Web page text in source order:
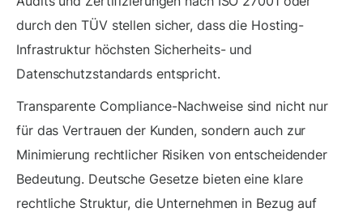
durch den TÜV stellen sicher, dass die Hosting-
Infrastruktur höchsten Sicherheits- und
Datenschutzstandards entspricht.
Transparente Compliance-Nachweise sind nicht nur
für das Vertrauen der Kunden, sondern auch zur
Minimierung rechtlicher Risiken von entscheidender
Bedeutung. Deutsche Gesetze bieten eine klare
rechtliche Struktur, die Unternehmen in Bezug auf